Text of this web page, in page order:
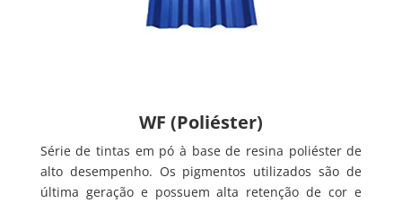
WF (Poliéster)
Série de tintas em pó à base de resina poliéster de
alto desempenho. Os pigmentos utilizados são de
última geração e possuem alta retenção de cor e